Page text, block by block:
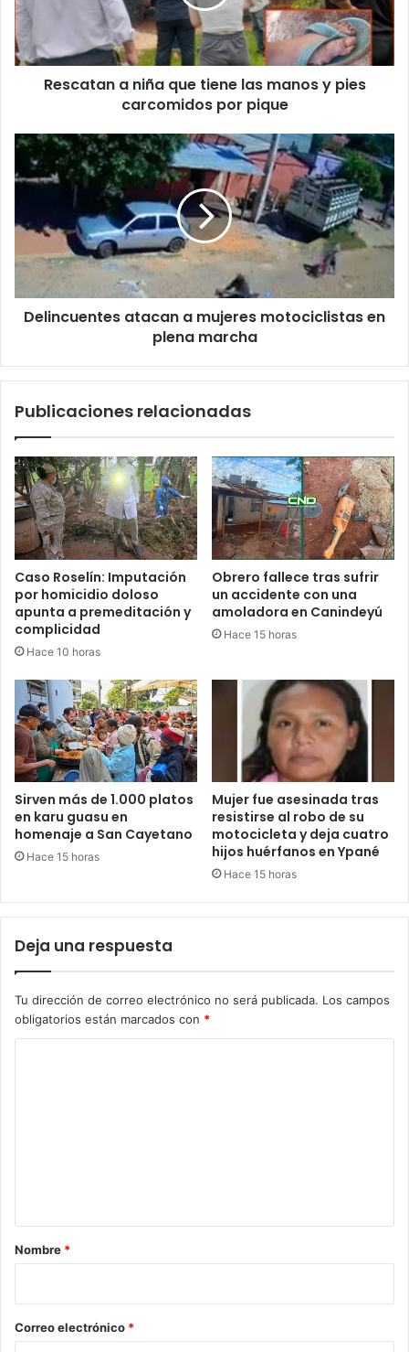
Rescatan a niña que tiene las manos y pies
carcomidos por pique
Delincuentes atacan a mujeres motociclistas en
plena marcha
Publicaciones relacionadas
Caso Roselín: Imputación
por homicidio doloso
apunta a premeditación y
complicidad
Hace 10 horas
Obrero fallece tras sufrir
un accidente con una
amoladora en Canindeyú
Hace 15 horas
Sirven más de 1.000 platos
en karu guasu en
homenaje a San Cayetano
Hace 15 horas
Mujer fue asesinada tras
resistirse al robo de su
motocicleta y deja cuatro
hijos huérfanos en Ypané
Hace 15 horas
Deja una respuesta
Tu dirección de correo electrónico no será publicada. Los campos
obligatorios están marcados con *
r
*
Nombre *
Correo electrónico *